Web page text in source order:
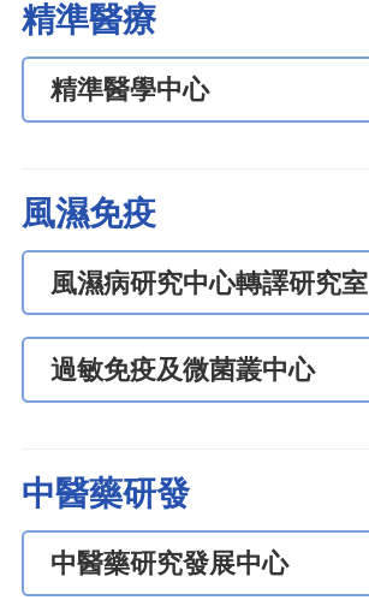
精準醫療
精準醫學中心
風濕免疫
風濕病研究中心轉譯研究室
過敏免疫及微菌叢中心
中醫藥研發
中醫藥研究發展中心